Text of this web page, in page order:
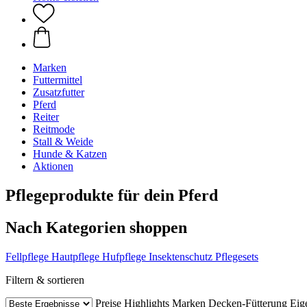
Marken
Futtermittel
Zusatzfutter
Pferd
Reiter
Reitmode
Stall & Weide
Hunde & Katzen
Aktionen
Pflegeprodukte für dein Pferd
Nach Kategorien shoppen
Fellpflege Hautpflege Hufpflege Insektenschutz Pflegesets
Filtern & sortieren
Preise Highlights Marken Decken-Fütterung